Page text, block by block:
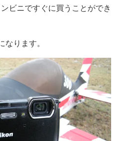
ビニですぐに買うことができ
ります。